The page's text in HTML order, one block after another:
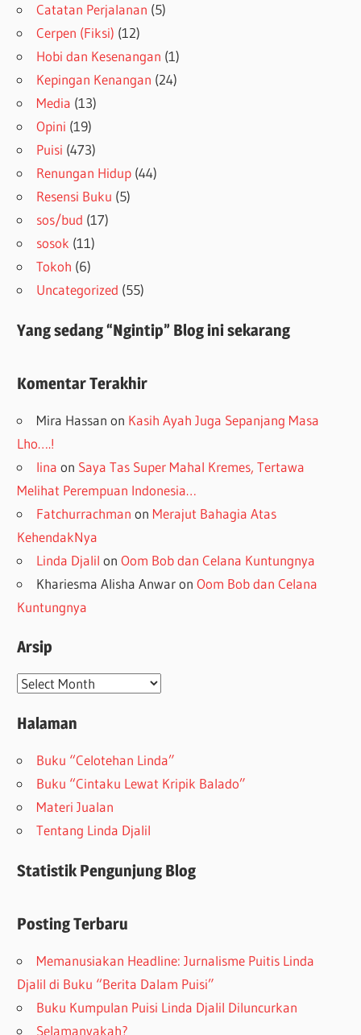
Catatan Perjalanan (5)
Cerpen (Fiksi) (12)
Hobi dan Kesenangan (1)
Kepingan Kenangan (24)
Media (13)
Opini (19)
Puisi (473)
Renungan Hidup (44)
Resensi Buku (5)
sos/bud (17)
sosok (11)
Tokoh (6)
Uncategorized (55)
Yang sedang “Ngintip” Blog ini sekarang
Komentar Terakhir
Mira Hassan on Kasih Ayah Juga Sepanjang Masa
Lho….!
lina on Saya Tas Super Mahal Kremes, Tertawa
Melihat Perempuan Indonesia…
Fatchurrachman on Merajut Bahagia Atas
KehendakNya
Linda Djalil onOom Bob dan Celana Kuntungnya
Khariesma Alisha AnwaronOom Bob dan Celana
Kuntungnya
Arsip
Arsip
Halaman
Buku “Celotehan Linda”
Buku “Cintaku Lewat Kripik Balado”
Materi Jualan
Tentang Linda Djalil
Statistik Pengunjung Blog
Posting Terbaru
Memanusiakan Headline: Jurnalisme Puitis Linda
Djalil di Buku “Berita Dalam Puisi”
Buku Kumpulan Puisi Linda Djalil Diluncurkan
Selamanyakah?